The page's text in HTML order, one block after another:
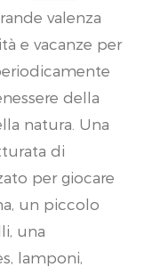
valenza
e vacanze per
della
natura. Una
di
per giocare
un piccolo
una
lamponi,